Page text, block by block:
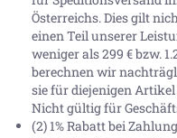
Österreichs. Dies gilt
einen Teil unserer
weniger als 299 € bzw.
berechnen wir
sie für diejenigen
Nicht gültig für
(2) 1% Rabatt bei